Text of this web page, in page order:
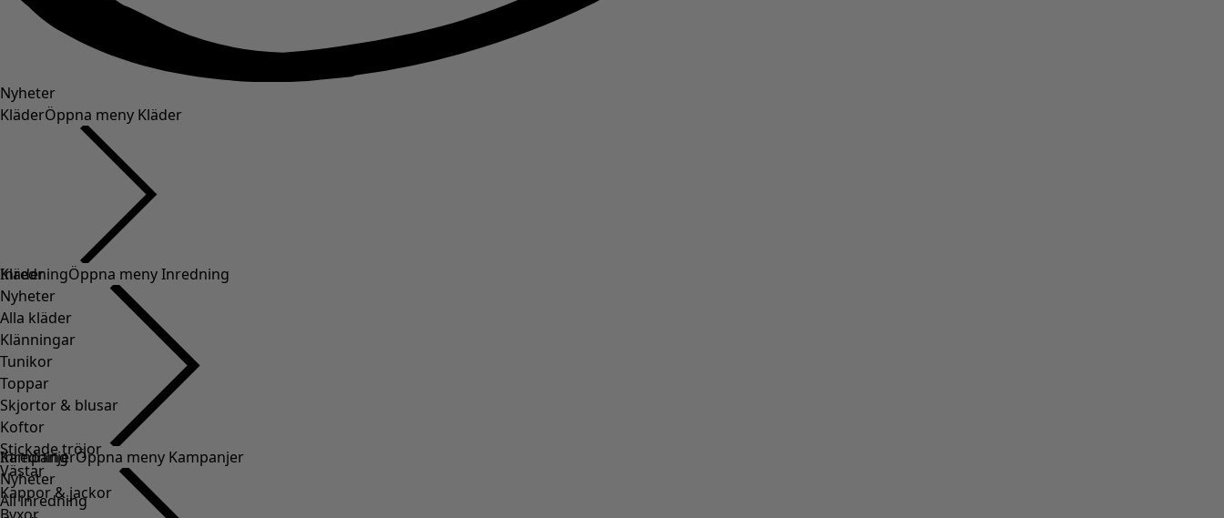
Nyheter
KläderÖppna meny Kläder
Kläder
Nyheter
Alla kläder
Klänningar
Tunikor
Toppar
Skjortor & blusar
Koftor
Stickade tröjor
Västar
Kappor & jackor
InredningÖppna meny Inredning
Inredning
Nyheter
All inredning
KampanjerÖppna meny Kampanjer